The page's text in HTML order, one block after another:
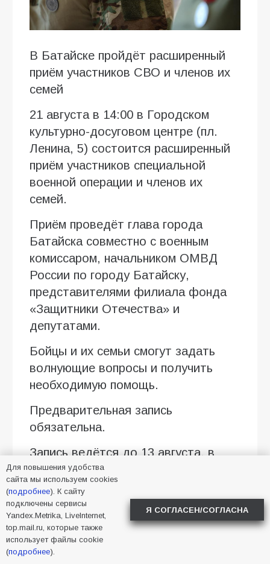
В Батайске пройдёт расширенный
приём участников СВО и членов их
семей
21 августа в 14:00 в Городском
культурно-досуговом центре (пл.
Ленина, 5) состоится расширенный
приём участников специальной
военной операции и членов их
семей.
Приём проведёт глава города
Батайска совместно с военным
комиссаром, начальником ОМВД
России по городу Батайску,
представителями филиала фонда
«Защитники Отечества» и
депутатами.
Бойцы и их семьи смогут задать
волнующие вопросы и получить
необходимую помощь.
Предварительная запись
обязательна.
Запись ведётся до 13 августа, в
будние дни, по номеру телефона +7
(86354) 5-60-75 или лично в
Администрации города (пл. Ленина,
3)
После завершения приёма на
Для повышения удобства
сайта мы используем cookies
(подробнее). К сайту
подключены сервисы
Yandex.Metrika, LiveInternet,
top.mail.ru, которые также
использует файлы cookie
(подробнее).
Я СОГЛАСЕН/СОГЛАСНА